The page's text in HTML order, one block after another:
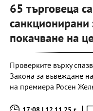
65 търговеца
санкционирани
покачване на
Проверките върху
Закона за въвеждане
на премиера Росен